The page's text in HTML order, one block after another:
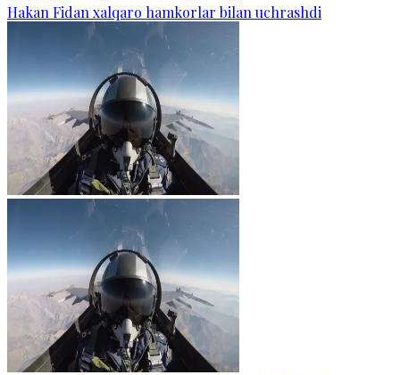
Hakan Fidan xalqaro hamkorlar bilan uchrashdi